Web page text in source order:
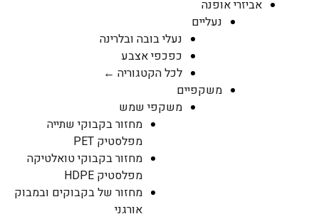
אביזרי אופנה
נעליים
נעלי בובה ובלרינה
כפכפי אצבע
לכל הקטגוריה ←
משקפיים
משקפי שמש
מחזור בקבוקי שתייה
מפלסטיק PET
מחזור בקבוקי טואלטיקה
מפלסטיק HDPE
מחזור של בקבוקים ובמבוק
אורגני